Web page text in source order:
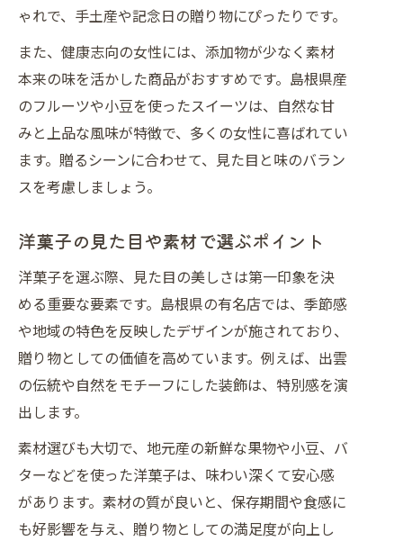
ゃれで、手土産や記念日の贈り物にぴったりです。
また、健康志向の女性には、添加物が少なく素材
本来の味を活かした商品がおすすめです。島根県産
のフルーツや小豆を使ったスイーツは、自然な甘
みと上品な風味が特徴で、多くの女性に喜ばれてい
ます。贈るシーンに合わせて、見た目と味のバラン
スを考慮しましょう。
洋菓子の見た目や素材で選ぶポイント
洋菓子を選ぶ際、見た目の美しさは第一印象を決
める重要な要素です。島根県の有名店では、季節感
や地域の特色を反映したデザインが施されており、
贈り物としての価値を高めています。例えば、出雲
の伝統や自然をモチーフにした装飾は、特別感を演
出します。
素材選びも大切で、地元産の新鮮な果物や小豆、バ
ターなどを使った洋菓子は、味わい深くて安心感
があります。素材の質が良いと、保存期間や食感に
も好影響を与え、贈り物としての満足度が向上し